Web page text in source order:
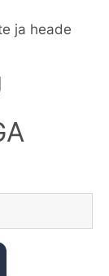
ja heade